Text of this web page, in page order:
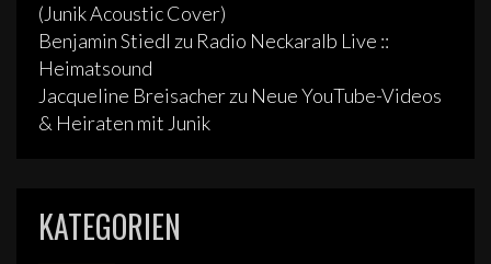
(Junik Acoustic Cover)
Benjamin Stiedl zu Radio Neckaralb Live ::
Heimatsound
Jacqueline Breisacherzu Neue YouTube-Videos
& Heiraten mit Junik
KATEGORIEN